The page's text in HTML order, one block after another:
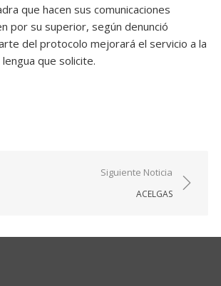
que hacen sus comunicaciones
por su superior, según denunció
del protocolo mejorará el servicio a la
que solicite.
Siguiente Noticia
ACELGAS